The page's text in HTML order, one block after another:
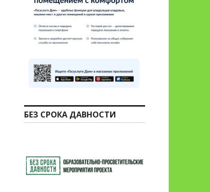
БЕЗ СРОКА ДАВНОСТИ